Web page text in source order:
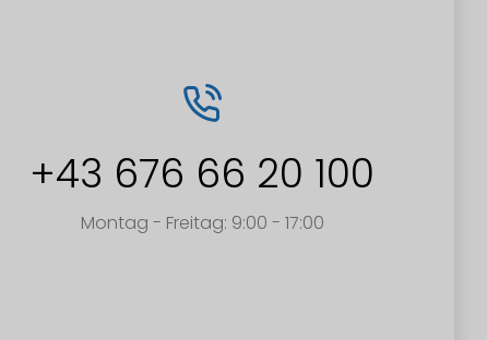
+43 676 66 20 100
Montag - Freitag: 9:00 - 17:00